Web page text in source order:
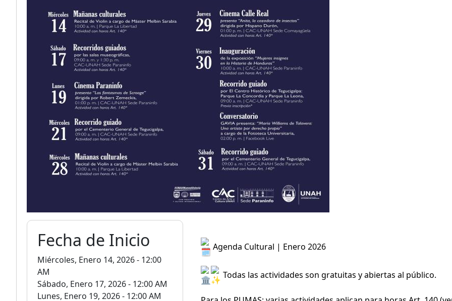
Fecha de Inicio
Miércoles, Enero 14, 2026 - 12:00
AM
Sábado, Enero 17, 2026 - 12:00 AM
Lunes, Enero 19, 2026 - 12:00 AM
Agenda Cultural | Enero 2026
Todas las actividades son gratuitas y abiertas al público.